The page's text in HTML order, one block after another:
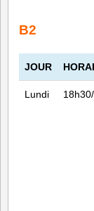
B2
JOUR
Lundi